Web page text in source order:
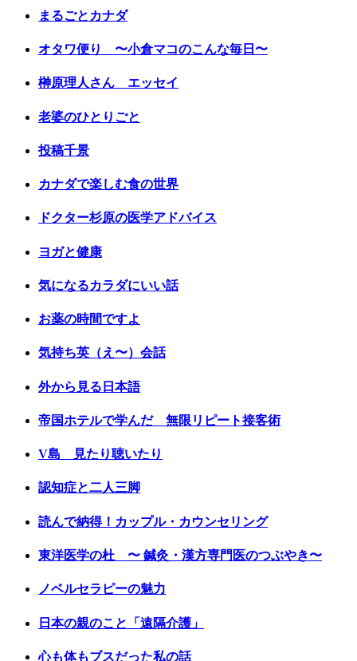
まるごとカナダ
オタワ便り 〜小倉マコのこんな毎日〜
榊原理人さん エッセイ
老婆のひとりごと
投稿千景
カナダで楽しむ食の世界
ドクター杉原の医学アドバイス
ヨガと健康
気になるカラダにいい話
お薬の時間ですよ
気持ち英（え〜）会話
外から見る日本語
帝国ホテルで学んだ 無限リピート接客術
V島 見たり聴いたり
認知症と二人三脚
読んで納得！カップル・カウンセリング
東洋医学の杜 〜 鍼灸・漢方専門医のつぶやき〜
ノベルセラピーの魅力
日本の親のこと「遠隔介護」
心も体もブスだった私の話